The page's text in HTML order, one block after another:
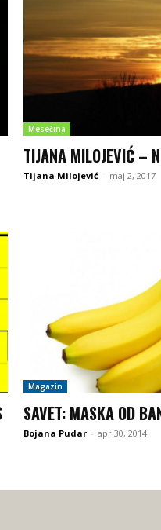
Mesečina
TIJANA MILOJEVIĆ –
Tijana Milojević - maj 2, 2017
Magazin
SAVET: MASKA OD
Bojana Pudar - apr 30, 2014